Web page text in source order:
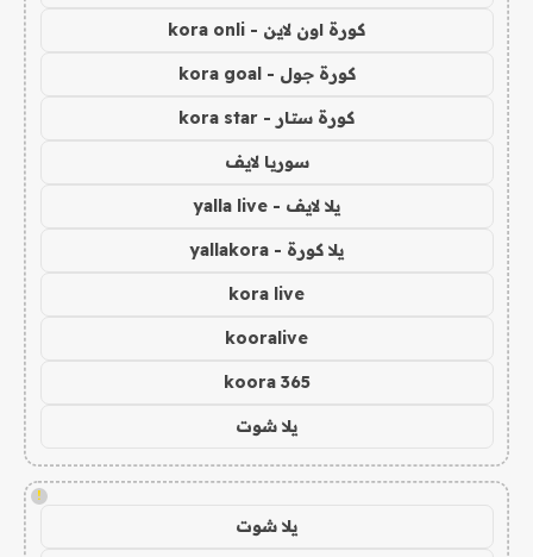
كورة اون لاين - kora onli
كورة جول - kora goal
كورة ستار - kora star
سوريا لايف
يلا لايف - yalla live
يلا كورة - yallakora
kora live
kooralive
koora 365
يلا شوت
!
يلا شوت